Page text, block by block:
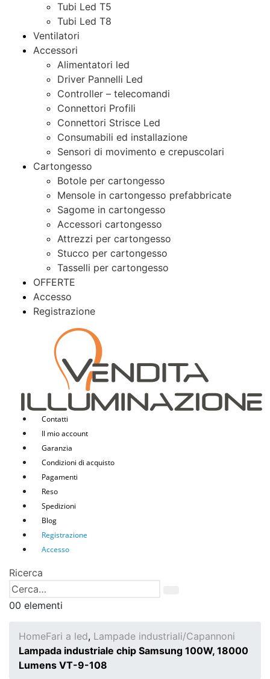
Tubi Led T5
Tubi Led T8
Ventilatori
Accessori
Alimentatori led
Driver Pannelli Led
Controller – telecomandi
Connettori Profili
Connettori Strisce Led
Consumabili ed installazione
Sensori di movimento e crepuscolari
Cartongesso
Botole per cartongesso
Mensole in cartongesso prefabbricate
Sagome in cartongesso
Accessori cartongesso
Attrezzi per cartongesso
Stucco per cartongesso
Tasselli per cartongesso
OFFERTE
Accesso
Registrazione
Contatti
Il mio account
Garanzia
Condizioni di acquisto
Pagamenti
Reso
Spedizioni
Blog
Registrazione
Accesso
Ricerca
00 elementi
HomeFari a led, Lampade industriali/Capannoni
Lampada industriale chip Samsung 100W, 18000
Lumens VT-9-108